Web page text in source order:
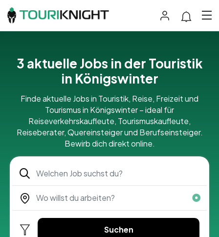
3 aktuelle Jobs in der Touristik
in Königswinter
Finde aktuelle Jobs in Touristik, Reise, Freizeit und
Tourismus in Königswinter – ideal für
Reiseverkehrskaufleute, Tourismuskaufleute,
Reiseberater, Quereinsteiger und Berufseinsteiger.
Bewirb dich direkt online.
Suchen